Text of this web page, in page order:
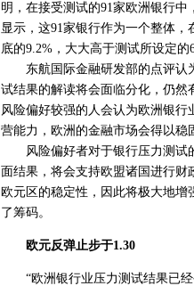
明，在接受测试的91家欧洲银行
显示，这91家银行作为一个整体，
底的9.2%，大大高于测试所设定的
东航国际金融研发部的点评认为
试结果的解读将会面临分化，仍然
风险偏好较强的人会认为欧洲银
营能力，欧洲的金融市场会得以稳
风险偏好者对于银行压力测试的
面结果，将会支持欧盟诸国进行
欧元区的稳定性，因此将极大地
了筹码。
欧元反弹止步于1.30
“欧洲银行业压力测试结果已经